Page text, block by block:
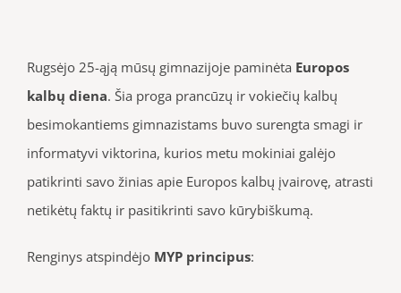
Rugsėjo 25-ąją mūsų gimnazijoje paminėta Europos
kalbų diena. Šia proga prancūzų ir vokiečių kalbų
besimokantiems gimnazistams buvo surengta smagi ir
informatyvi viktorina, kurios metu mokiniai galėjo
patikrinti savo žinias apie Europos kalbų įvairovę, atrasti
netikėtų faktų ir pasitikrinti savo kūrybiškumą.
Renginys atspindėjo MYP principus: